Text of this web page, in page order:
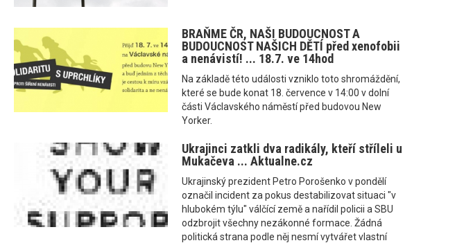
BRAŇME ČR, NAŠI BUDOUCNOST A
BUDOUCNOST NAŠICH DĚTÍ před xenofobii
a nenávistí! ... 18.7. ve 14hod
Na základě této události vzniklo toto shromáždění,
které se bude konat 18. července v 14:00 v dolní
části Václavského náměstí před budovou New
Yorker.
Ukrajinci zatkli dva radikály, kteří stříleli u
Mukačeva ... Aktualne.cz
Ukrajinský prezident Petro Porošenko v pondělí
označil incident za pokus destabilizovat situaci "v
hlubokém týlu" válčící země a nařídil policii a SBU
odzbrojit všechny nezákonné formace. Žádná
politická strana podle něj nesmí vytvářet vlastní